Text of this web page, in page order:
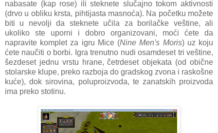
nabasate (kap rose) ili steknete slučajno tokom aktivnosti
(drvo u obliku krsta, pihtijasta masnoća). Na početku možete
biti u nevolji da steknete učila za borilačke veštine, ali
ukoliko ste uporni i dobro organizovani, moći ćete da
napravite komplet za igru Mice (Nine Men's Moris) uz koju
ćete naučiti o borbi. Igra trenutno nudi osamdeset tri veštine,
šezdeset jednu vrstu hrane, četrdeset objekata (od obične
stolarske klupe, preko razboja do gradskog zvona i raskošne
kuće), dok sirovina, poluproizvoda, te zanatskih proizvoda
ima preko stotinu.